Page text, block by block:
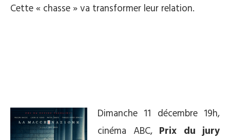
Cette « chasse » va transformer leur relation.
Dimanche 11 décembre 19h,
cinéma ABC, Prix du jury